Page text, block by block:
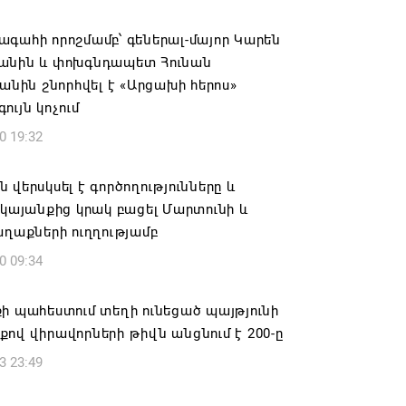
ի աջակցություն Ամենայն
և սրբազանների. Աննա
հետախուզության ծառայության պետի
ներսում ազգային համերաշխության
թե՛ արտաքին ճակատում հայ
շահերի պաշտպանության գործը
որոշմամբ՝ գեներալ-մայոր Կարեն
և փոխգնդապետ Հունան
շնորհվել է «Արցախի հերոս»
կոչում
19:32
է գործողությունները և
կայանքից կրակ բացել Մարտունի և
ուղղությամբ
09:34
պահեստում տեղի ունեցած պայթյունի
վիրավորների թիվն անցնում է 200-ը
23:49